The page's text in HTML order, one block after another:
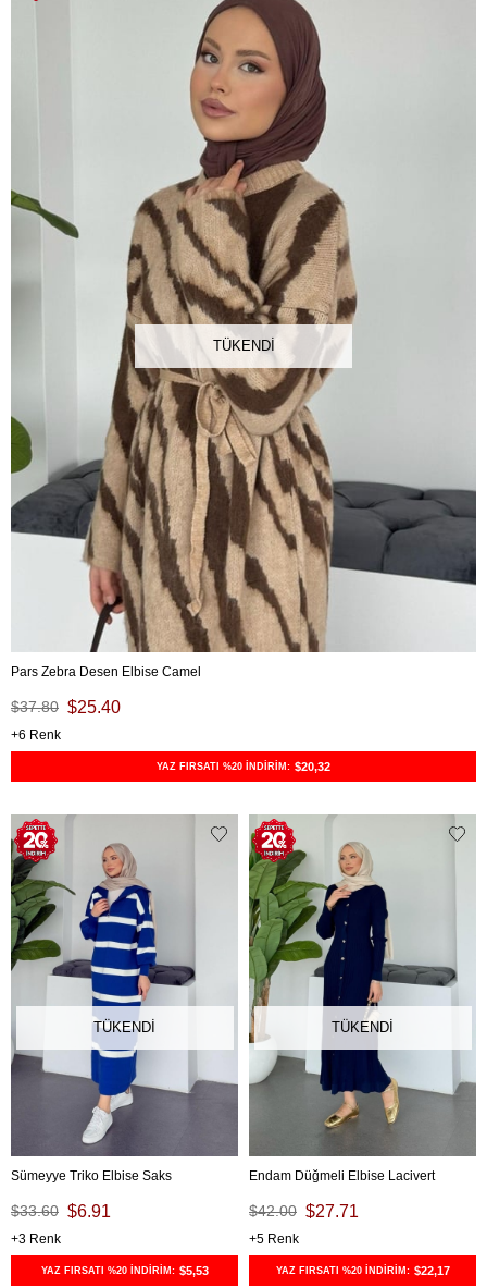
TÜKENDI
Pars Zebra Desen Elbise Camel
$25.40
$37.80
6
YAZ FIRSATI %20 İNDİRİM: $20,32
TÜKENDI
Sümeyye Triko Elbise Saks
$6.91
$33.60
3
YAZ FIRSATI %20 İNDİRİM: $5,53
TÜKENDI
Endam Düğmeli Elbise Lacivert
$27.71
$42.00
5
YAZ FIRSATI %20 İNDİRİM: $22,17